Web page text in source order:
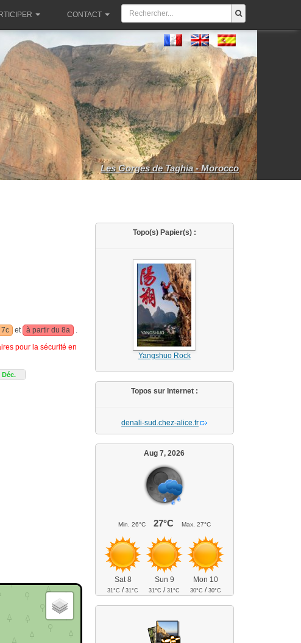
CONTACT
Les Gorges de Taghia - Morocco
et à partir du 8a
.
pour la sécurité en
Déc.
Topo(s) Papier(s) :
Yangshuo Rock
Topos sur Internet :
denali-sud.chez-alice.fr
Aug 7, 2026
Min. 26°C 27°C Max. 27°C
Sat 8
31°C /31°C
Sun 9
31°C /31°C
Mon 10
30°C /30°C